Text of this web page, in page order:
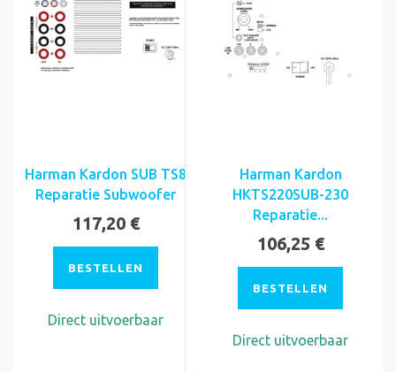
Harman Kardon SUB TS8
Reparatie Subwoofer
117,20 €
BESTELLEN
Direct uitvoerbaar
Harman Kardon
HKTS220SUB-230
Reparatie...
106,25 €
BESTELLEN
Direct uitvoerbaar